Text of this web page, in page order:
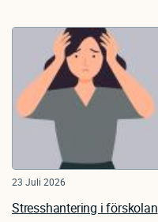
23 Juli 2026
Stresshantering i förskolan